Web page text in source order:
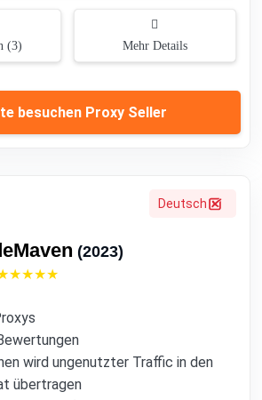
(3) Mehr Details
besuchen Proxy Seller
Deutsch
(2023)
wird ungenutzter Traffic in den
übertragen